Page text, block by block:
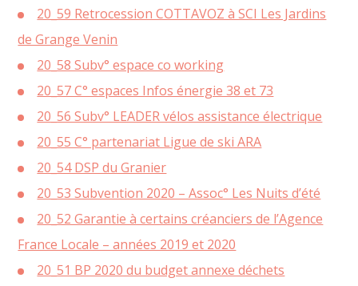
20_59 Retrocession COTTAVOZ à SCI Les Jardins
de Grange Venin
20_58 Subv° espace co working
20_57 C° espaces Infos énergie 38 et 73
20_56 Subv° LEADER vélos assistance électrique
20_55 C° partenariat Ligue de ski ARA
20_54 DSP du Granier
20_53 Subvention 2020 – Assoc° Les Nuits d’été
20_52 Garantie à certains créanciers de l’Agence
France Locale – années 2019 et 2020
20_51 BP 2020 du budget annexe déchets